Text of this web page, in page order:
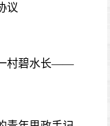
议
一村碧水长——